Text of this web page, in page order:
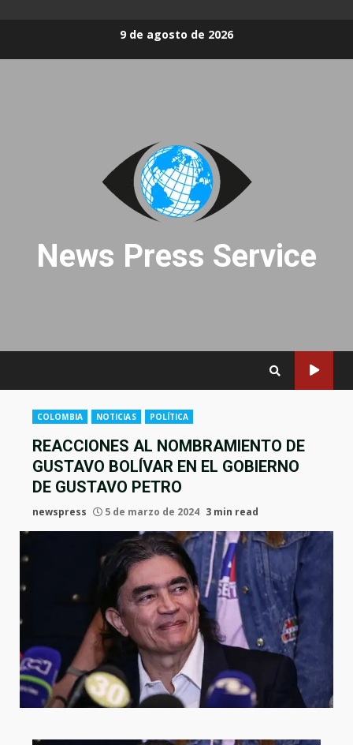
9 de agosto de 2026
News Press Service
COLOMBIA NOTICIAS POLÍTICA
REACCIONES AL NOMBRAMIENTO DE
GUSTAVO BOLÍVAR EN EL GOBIERNO
DE GUSTAVO PETRO
newspress 5 de marzo de 2024 3 min read